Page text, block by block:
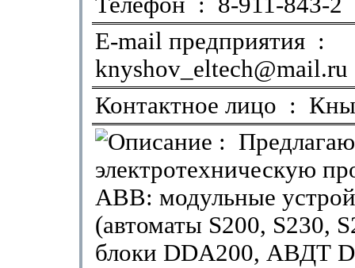
E-mail предприятия :
knyshov_eltech@mail.ru
Контактное лицо :
:
электротехническую
ABB: модульные
(автоматы S200, S230,
блоки DDA200, АВДТ